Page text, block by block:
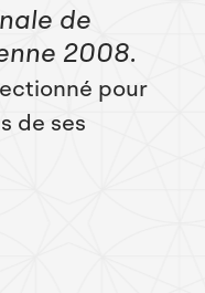
de
2008
pour
de ses